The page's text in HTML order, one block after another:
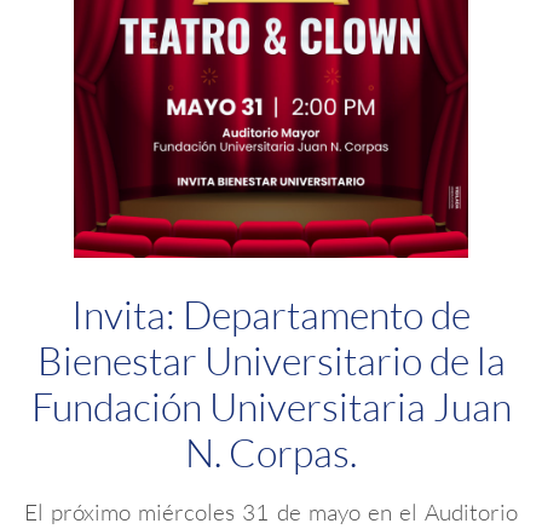
Invita: Departamento de
Bienestar Universitario de la
Fundación Universitaria Juan
N. Corpas.
El próximo miércoles 31 de mayo en el Auditorio